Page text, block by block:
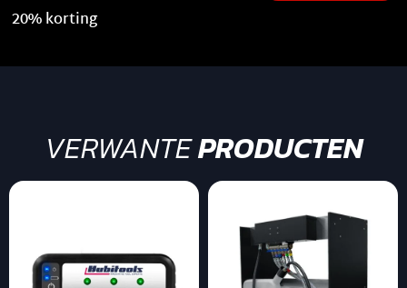
20% korting
VERWANTEPRODUCTEN